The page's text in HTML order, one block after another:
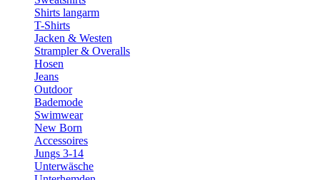
Shirts langarm
T-Shirts
Jacken & Westen
Strampler & Overalls
Hosen
Jeans
Outdoor
Bademode
Swimwear
New Born
Accessoires
Jungs 3-14
Unterwäsche